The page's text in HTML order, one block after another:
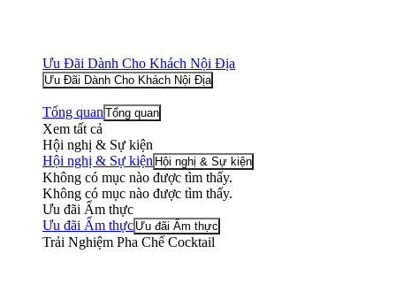
Ưu Đãi Dành Cho Khách Nội Địa
Ưu Đãi Dành Cho Khách Nội Địa
Tổng quan Tổng quan
Xem tất cả
Hội nghị & Sự kiện
Hội nghị & Sự kiện Hội nghị & Sự kiện
Không có mục nào được tìm thấy.
Không có mục nào được tìm thấy.
Ưu đãi Ẩm thực
Ưu đãi Ẩm thực Ưu đãi Ẩm thực
Trải Nghiệm Pha Chế Cocktail